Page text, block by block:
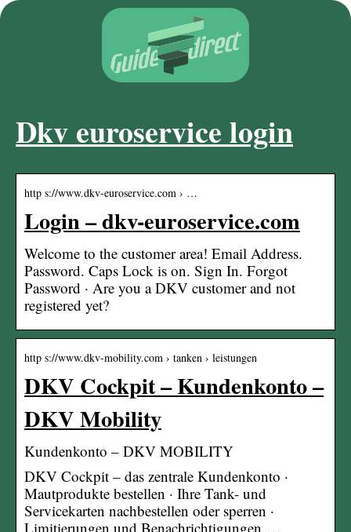
Dkv euroservice login
http s://www.dkv-euroservice.com › …
Login – dkv-euroservice.com
Welcome to the customer area! Email Address.
Password. Caps Lock is on. Sign In. Forgot
Password · Are you a DKV customer and not
registered yet?
http s://www.dkv-mobility.com › tanken › leistungen
DKV Cockpit – Kundenkonto –
DKV Mobility
Kundenkonto – DKV MOBILITY
DKV Cockpit – das zentrale Kundenkonto ·
Mautprodukte bestellen · Ihre Tank- und
Servicekarten nachbestellen oder sperren ·
Limitierungen und Benachrichtigungen …